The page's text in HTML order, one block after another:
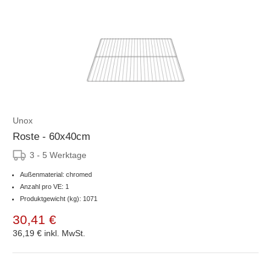
Unox
Roste - 60x40cm
3 - 5 Werktage
Außenmaterial: chromed
Anzahl pro VE: 1
Produktgewicht (kg): 1071
30,41 €
36,19 € inkl. MwSt.